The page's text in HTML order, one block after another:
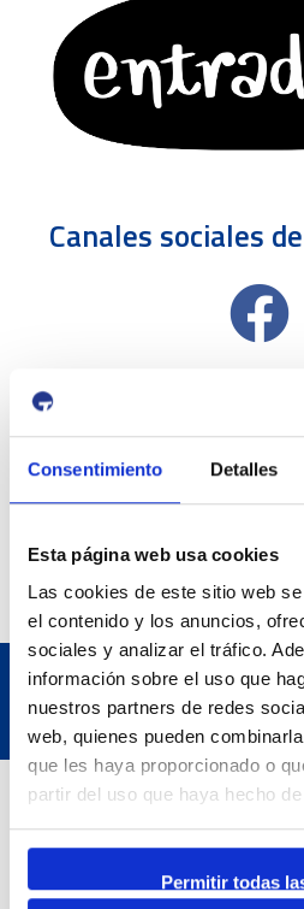
Consentimiento Detalles
Esta página web usa cookies
Las cookies de este sitio web
el contenido y los anuncios,
sociales y analizar el tráfico.
información sobre el uso que
nuestros partners de redes
web, quienes pueden
que les haya proporcionado o
partir del uso que haya hecho
Permitir todas
Canales sociales
Datos de contacto